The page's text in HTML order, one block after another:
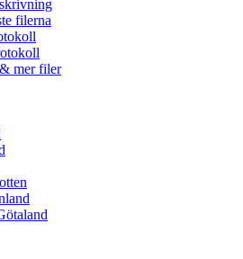
filerna
mer filer